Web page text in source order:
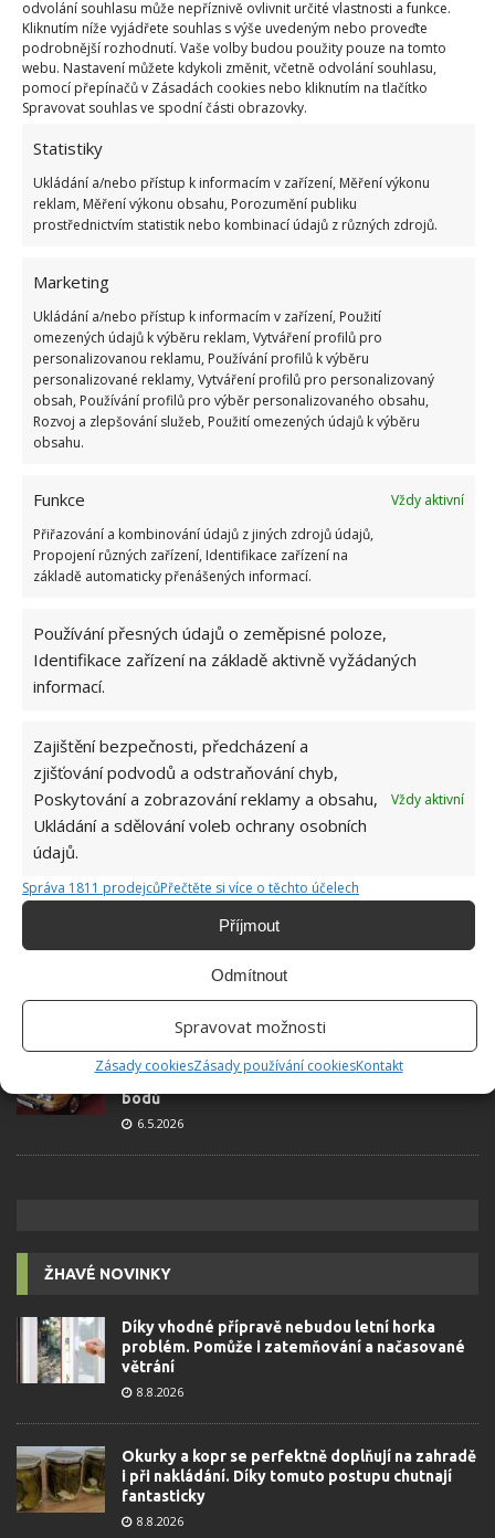
odvolání souhlasu může nepříznivě ovlivnit určité vlastnosti a funkce.
Kliknutím níže vyjádřete souhlas s výše uvedeným nebo proveďte
podrobnější rozhodnutí. Vaše volby budou použity pouze na tomto
webu. Nastavení můžete kdykoli změnit, včetně odvolání souhlasu,
pomocí přepínačů v Zásadách cookies nebo kliknutím na tlačítko
Spravovat souhlas ve spodní části obrazovky.
Statistiky
Ukládání a/nebo přístup k informacím v zařízení, Měření výkonu
reklam, Měření výkonu obsahu, Porozumění publiku
prostřednictvím statistik nebo kombinací údajů z různých zdrojů.
Marketing
Ukládání a/nebo přístup k informacím v zařízení, Použití
omezených údajů k výběru reklam, Vytváření profilů pro
personalizovanou reklamu, Používání profilů k výběru
personalizované reklamy, Vytváření profilů pro personalizovaný
obsah, Používání profilů pro výběr personalizovaného obsahu,
Rozvoj a zlepšování služeb, Použití omezených údajů k výběru
obsahu.
Funkce
Vždy aktivní
Přiřazování a kombinování údajů z jiných zdrojů údajů,
Propojení různých zařízení, Identifikace zařízení na
základě automaticky přenášených informací.
Používání přesných údajů o zeměpisné poloze,
Identifikace zařízení na základě aktivně vyžádaných
informací.
Zajištění bezpečnosti, předcházení a
zjišťování podvodů a odstraňování chyb,
Poskytování a zobrazování reklamy a obsahu,
Ukládání a sdělování voleb ochrany osobních
údajů.
Vždy aktivní
Správa 1811 prodejcůPřečtěte si více o těchto účelech
Příjmout
Odmítnout
Spravovat možnosti
Zásady cookiesZásady používání cookiesKontakt
vzhled vaší sedačky. Také je nepochybně prvkem,
který přinese do interiéru dojem útulnosti.
Jiří Kolář
velkým kutilem. V podstatě vše, co je
možné najít v j...
[Více o autorovi]
OBLÍBENÉ ČLÁNKY
1.6.2026
Kvíz na téma pionýrské tábory za socialismu:
Kdo je zažil, bez problému získá 12 ze 12 bodů
Test znalostí o každodenní realitě za
komunismu: 10 retro otázek ukáže, kdo má
dobrý přehled
Retro kvíz o oblíbených autech v dobách
socialismu: Tehdejší řidiči musí získat 10 z 10
bodů
6.5.2026
ŽHAVÉ NOVINKY
Díky vhodné přípravě nebudou letní horka
problém. Pomůže i zatemňování a načasované
větrání
8.8.2026
Okurky a kopr se perfektně doplňují na zahradě
i při nakládání. Díky tomuto postupu chutnají
fantasticky
8.8.2026